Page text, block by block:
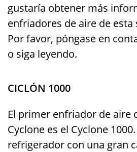
gustaría obtener más
enfriadores de aire de esta
Por favor, póngase en
o siga leyendo.
CICLÓN 1000
El primer enfriador de aire
Cyclone es el Cyclone
refrigerador con una gran